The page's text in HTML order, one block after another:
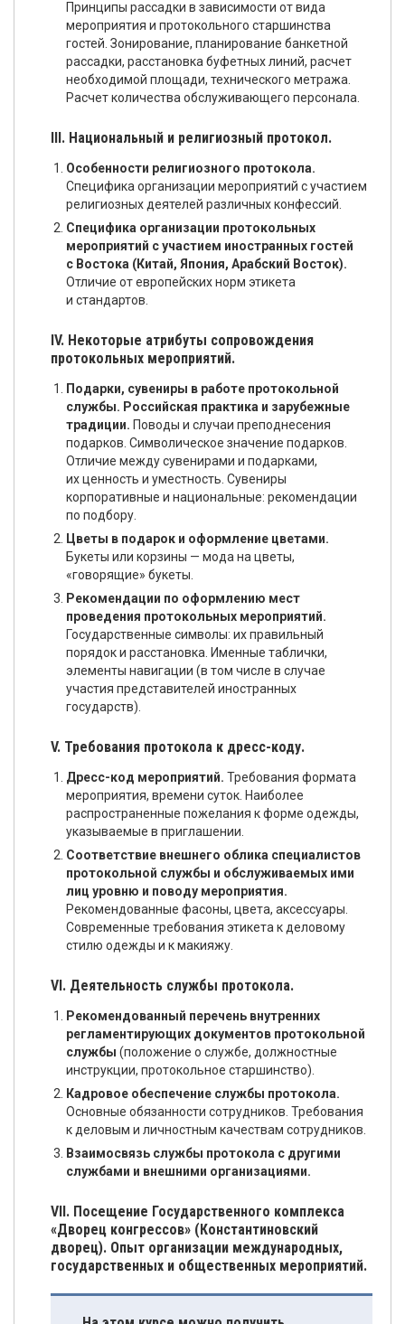
Принципы рассадки в зависимости от вида
мероприятия и протокольного старшинства
гостей. Зонирование, планирование банкетной
рассадки, расстановка буфетных линий, расчет
необходимой площади, технического метража.
Расчет количества обслуживающего персонала.
III. Национальный и религиозный протокол.
Особенности религиозного протокола.
Специфика организации мероприятий с участием
религиозных деятелей различных конфессий.
Специфика организации протокольных
мероприятий с участием иностранных гостей
с Востока (Китай, Япония, Арабский Восток).
Отличие от европейских норм этикета
и стандартов.
IV. Некоторые атрибуты сопровождения
протокольных мероприятий.
Подарки, сувениры в работе протокольной
службы. Российская практика и зарубежные
традиции. Поводы и случаи преподнесения
подарков. Символическое значение подарков.
Отличие между сувенирами и подарками,
их ценность и уместность. Сувениры
корпоративные и национальные: рекомендации
по подбору.
Цветы в подарок и оформление цветами.
Букеты или корзины — мода на цветы,
«говорящие» букеты.
Рекомендации по оформлению мест
проведения протокольных мероприятий.
Государственные символы: их правильный
порядок и расстановка. Именные таблички,
элементы навигации (в том числе в случае
участия представителей иностранных
государств).
V. Требования протокола к дресс-коду.
Дресс-код мероприятий. Требования формата
мероприятия, времени суток. Наиболее
распространенные пожелания к форме одежды,
указываемые в приглашении.
Соответствие внешнего облика специалистов
протокольной службы и обслуживаемых ими
лиц уровню и поводу мероприятия.
Рекомендованные фасоны, цвета, аксессуары.
Современные требования этикета к деловому
стилю одежды и к макияжу.
VI. Деятельность службы протокола.
Рекомендованный перечень внутренних
регламентирующих документов протокольной
службы (положение о службе, должностные
инструкции, протокольное старшинство).
Кадровое обеспечение службы протокола.
Основные обязанности сотрудников. Требования
к деловым и личностным качествам сотрудников.
Взаимосвязь службы протокола с другими
службами и внешними организациями.
VII. Посещение Государственного комплекса
«Дворец конгрессов» (Константиновский
дворец). Опыт организации международных,
государственных и общественных мероприятий.